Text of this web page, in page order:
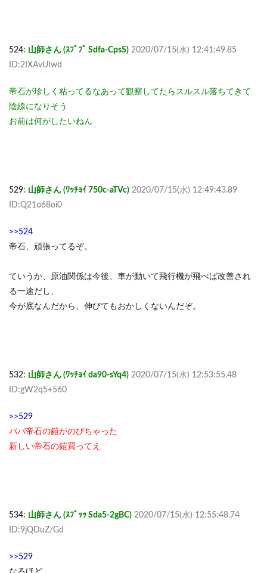
524: 山師さん (ｽﾌﾟﾌﾟ Sdfa-CpsS) 2020/07/15(水) 12:41:49.85
ID:2IXAvUIwd
帝石が珍しく粘ってるなあって観察してたらスルスル落ちてきて
陰線になりそう
お前は何がしたいねん
529: 山師さん (ﾜｯﾁｮｲ 750c-aTVc) 2020/07/15(水) 12:49:43.89
ID:Q21o68oi0
>>524
帝石、頑張ってるぞ。
ていうか、原油関係は今後、車が動いて飛行機が飛べば改善され
る一途だし、
今が底なんだから、伸びてもおかしくないんだぞ。
532: 山師さん (ﾜｯﾁｮｲ da90-sYq4) 2020/07/15(水) 12:53:55.48
ID:gW2q5+560
>>529
パパ帝石の鎧がのびちゃった
新しい帝石の鎧買ってえ
534: 山師さん (ｽﾌﾟｯｯ Sda5-2gBC) 2020/07/15(水) 12:55:48.74
ID:9jQDuZ/Gd
>>529